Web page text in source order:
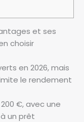
et ses
choisir
en 2026, mais
le rendement
200 €, avec une
un prêt